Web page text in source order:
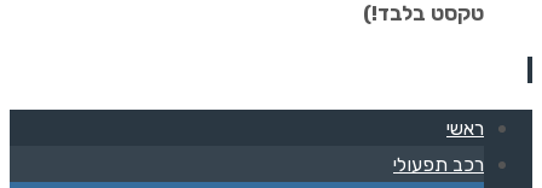
טקסט בלבד!)
ראשי
רכב תפעולי